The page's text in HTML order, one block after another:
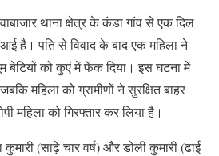
थाना क्षेत्र के कंडा गांव से एक दिल
है। पति से विवाद के बाद एक महिला ने
बेटियों को कुएं में फेंक दिया। इस घटना में
महिला को ग्रामीणों ने सुरक्षित बाहर
महिला को गिरफ्तार कर लिया है।
(साढ़े चार वर्ष) और डोली कुमारी (ढाई